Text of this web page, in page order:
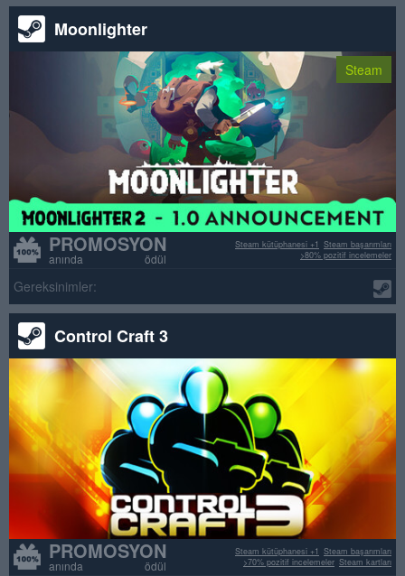
Moonlighter
Steam
PROMOSYON
anında ödül
Steam başarımları
Steam kütüphanesi +1
>80% pozitif incelemeler
Gereksinimler:
Control Craft 3
PROMOSYON
anında ödül
Steam başarımları
Steam kütüphanesi +1
Steam kartları
>70% pozitif incelemeler